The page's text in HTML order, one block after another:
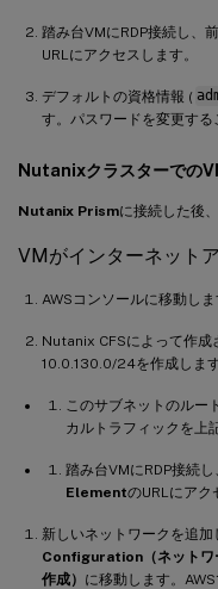
踏み台VMにRDP接続し、
URLにアクセスします。
デフォルトの資格情報 (
す。パスワードを変更する
Nutanixクラスターでの
Nutanix Prismに接続した後、
VMがインターネット
AWSコンソールに移動しま
Nutanix CFSによって作成
10.0.130.0/24を作成します
このサブネットのルー
カルトラフィックを上
踏み台VMにRDP接続
ElementのURLにアク
新しいネットワークを追加
Configuration（ネットワ
作成） に移動します。